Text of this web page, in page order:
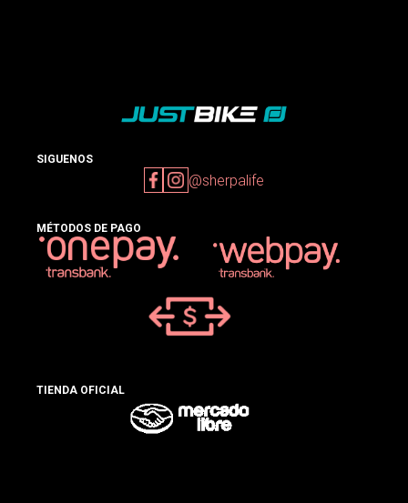
SIGUENOS
@sherpalife
MÉTODOS DE PAGO
TIENDA OFICIAL